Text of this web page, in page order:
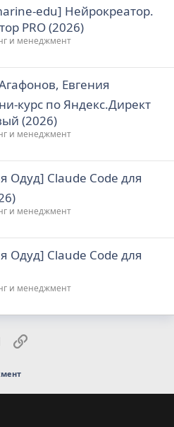
edu] Нейрокреатор.
PRO (2026)
и менеджмент
Евгения
курс по Яндекс.Директ
(2026)
и менеджмент
Одуд] Claude Code для
и менеджмент
Одуд] Claude Code для
и менеджмент
Электронная почта
Ссылка